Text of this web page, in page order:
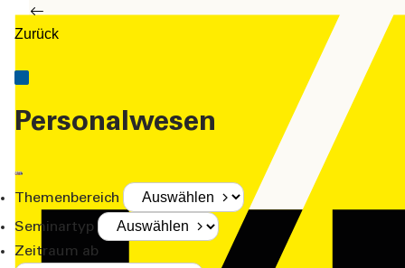
Zurück
Personalwesen
Themenbereich
Seminartyp
Zeitraum ab